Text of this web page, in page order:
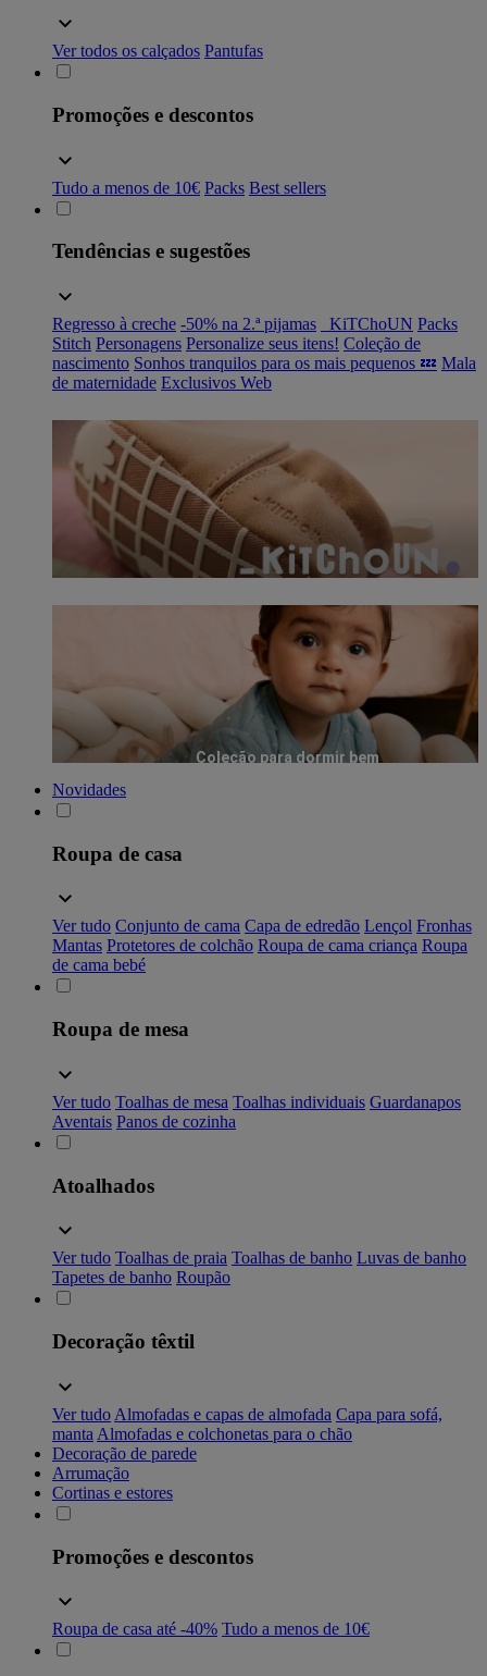
Ver todos os calçados Pantufas
Promoções e descontos
Tudo a menos de 10€ Packs Best sellers
Tendências e sugestões
Regresso à creche -50% na 2.ª pijamas _KiTChoUN Packs
Stitch Personagens Personalize seus itens! Coleção de
nascimento Sonhos tranquilos para os mais pequenos 💤 Mala
de maternidade Exclusivos Web
Coleção para dormir bem
Novidades
Roupa de casa
Ver tudo Conjunto de cama Capa de edredão Lençol Fronhas
Mantas Protetores de colchão Roupa de cama criança Roupa
de cama bebé
Roupa de mesa
Ver tudo Toalhas de mesa Toalhas individuais Guardanapos
Aventais Panos de cozinha
Atoalhados
Ver tudo Toalhas de praia Toalhas de banho Luvas de banho
Tapetes de banho Roupão
Decoração têxtil
Ver tudo Almofadas e capas de almofada Capa para sofá,
manta Almofadas e colchonetas para o chão
Decoração de parede
Arrumação
Cortinas e estores
Promoções e descontos
Roupa de casa até -40% Tudo a menos de 10€